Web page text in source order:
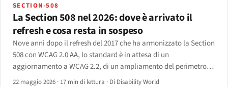
SECTION-508
La Section 508 nel 2026: dove è arrivato il
refresh e cosa resta in sospeso
Nove anni dopo il refresh del 2017 che ha armonizzato la Section
508 con WCAG 2.0 AA, lo standard è in attesa di un
aggiornamento a WCAG 2.2, di un ampliamento del perimetro
agli appalti AI e la RFI 2025 dell'Access Board comincia a
22 maggio 2026 · 17 min di lettura · Di Disability World